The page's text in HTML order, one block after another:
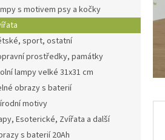
s motivem psy a kočky
sport, ostatní
prostředky, památky
lampy velké 31x31 cm
obrazy s baterií
motivy
Esoterické, Zvířata a další
s baterií 20Ah